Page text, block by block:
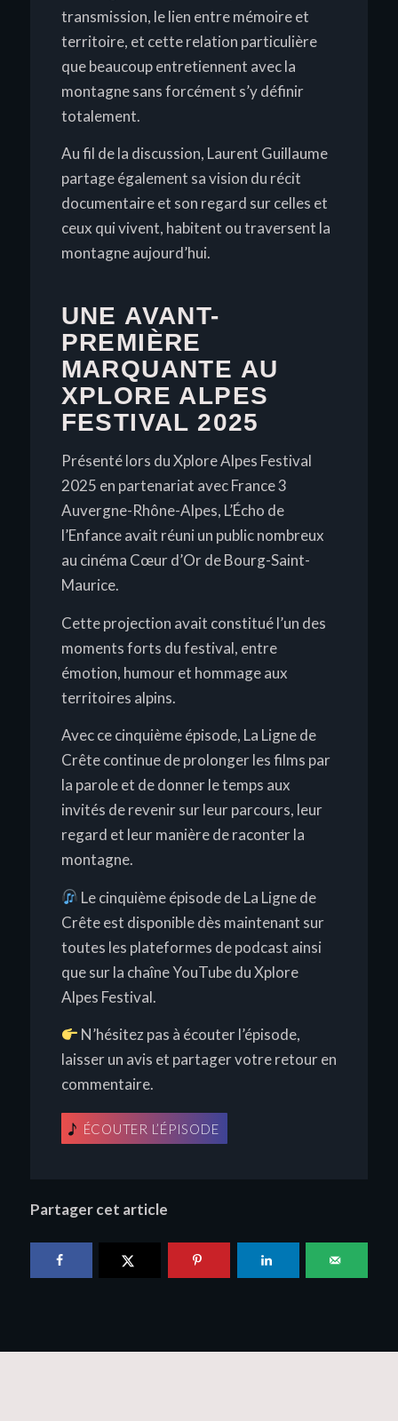
transmission, le lien entre mémoire et
territoire, et cette relation particulière
que beaucoup entretiennent avec la
montagne sans forcément s’y définir
totalement.
Au fil de la discussion, Laurent Guillaume
partage également sa vision du récit
documentaire et son regard sur celles et
ceux qui vivent, habitent ou traversent la
montagne aujourd’hui.
UNE AVANT-
PREMIÈRE
MARQUANTE AU
XPLORE ALPES
FESTIVAL 2025
Présenté lors du Xplore Alpes Festival
2025 en partenariat avec France 3
Auvergne-Rhône-Alpes, L’Écho de
l’Enfanceavait réuni un public nombreux
au cinéma Cœur d’Or de Bourg-Saint-
Maurice.
Cette projection avait constitué l’un des
moments forts du festival, entre
émotion, humour et hommage aux
territoires alpins.
Avec ce cinquième épisode, La Ligne de
Crêtecontinue de prolonger les films par
la parole et de donner le temps aux
invités de revenir sur leur parcours, leur
regard et leur manière de raconter la
montagne.
Le cinquième épisode deLa Ligne de
Crêteest disponible dès maintenant sur
toutes les plateformes de podcast ainsi
que sur la chaîne YouTube du Xplore
Alpes Festival.
N’hésitez pas à écouter l’épisode,
laisser un avis et partager votre retour en
commentaire.
ÉCOUTER L’ÉPISODE
Partager cet article